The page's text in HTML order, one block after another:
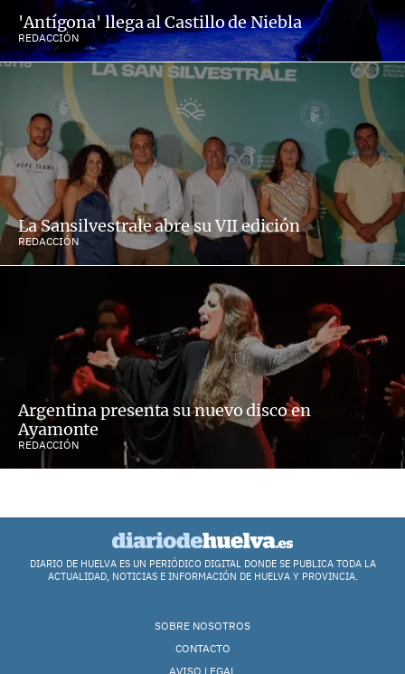
'Antígona' llega al Castillo de Niebla
REDACCIÓN
La Sansilvestrale abre su VII edición
REDACCIÓN
Argentina presenta su nuevo disco en
Ayamonte
REDACCIÓN
DIARIO DE HUELVA ES UN PERIÓDICO DIGITAL DONDE SE PUBLICA TODA LA
ACTUALIDAD, NOTICIAS E INFORMACIÓN DE HUELVA Y PROVINCIA.
SOBRE NOSOTROS
CONTACTO
AVISO LEGAL